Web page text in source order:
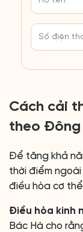
Cách cải
theo Đông
Để tăng khả
thời điểm
điều hòa cơ
Điều hòa kinh
Bác Hà cho